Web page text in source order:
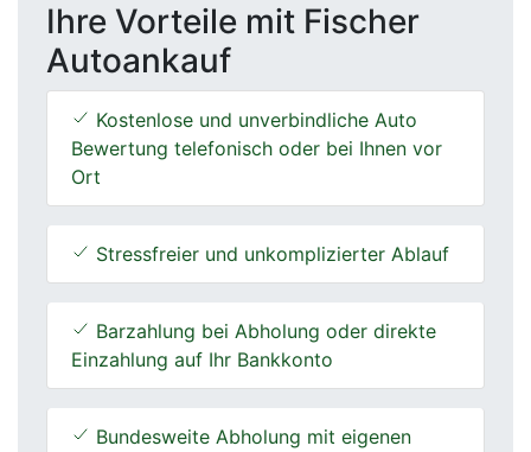
Ihre Vorteile mit Fischer
Autoankauf
Kostenlose und unverbindliche Auto
Bewertung telefonisch oder bei Ihnen vor
Ort
Stressfreier und unkomplizierter Ablauf
Barzahlung bei Abholung oder direkte
Einzahlung auf Ihr Bankkonto
Bundesweite Abholung mit eigenen